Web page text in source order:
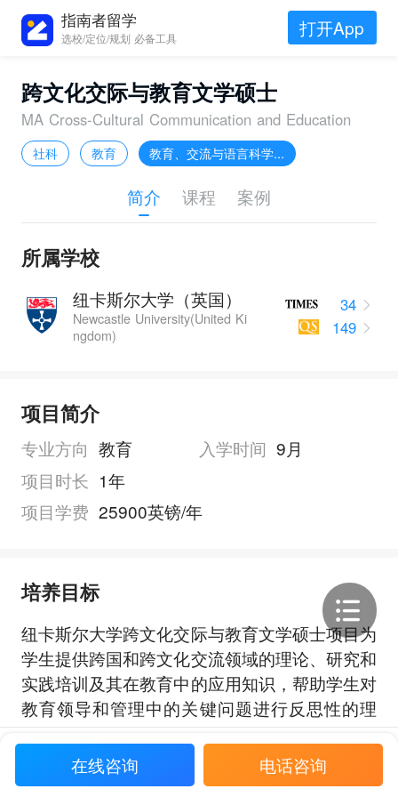
指南者留学
选校/定位/规划 必备工具 打开App
跨文化交际与教育文学硕士
MA Cross-Cultural Communication and Education
社科 教育 教育、交流与语言科学...
简介 课程 案例
所属学校
纽卡斯尔大学（英国）
Newcastle University(United Ki
ngdom)
34
149
项目简介
专业方向 教育 入学时间 9月
项目时长 1年
项目学费 25900英镑/年
培养目标
纽卡斯尔大学跨文化交际与教育文学硕士项目为
学生提供跨国和跨文化交流领域的理论、研究和
实践培训及其在教育中的应用知识，帮助学生对
教育领导和管理中的关键问题进行反思性的理
解。
展开全部
在线咨询 电话咨询